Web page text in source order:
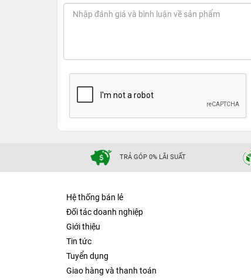
TRẢ GÓP 0% LÃI SUẤT
Hệ thống bán lẻ
Đối tác doanh nghiệp
Giới thiệu
Tin tức
Tuyển dụng
Giao hàng và thanh toán